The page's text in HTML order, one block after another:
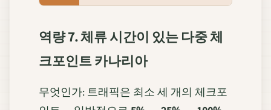
역량 7. 체류 시간이 있는 다중 체
크포인트 카나리아
무엇인가: 트래픽은 최소 세 개의 체크포